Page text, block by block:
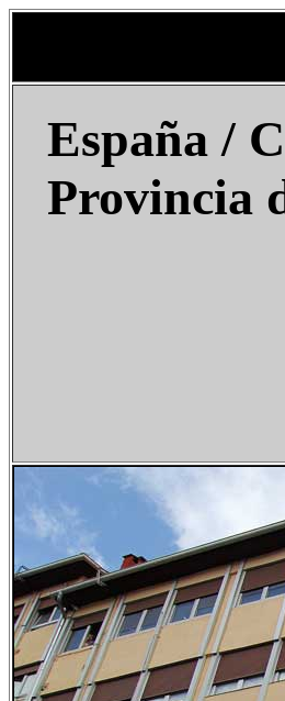
España/
Provincia